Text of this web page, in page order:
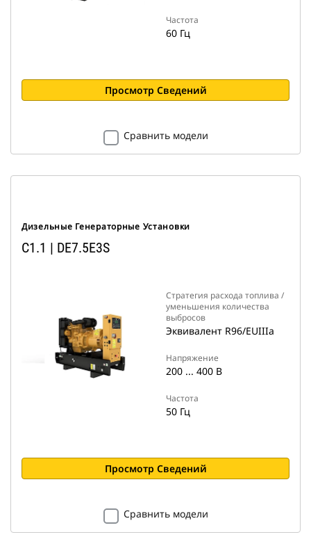
Частота
60 Гц
Просмотр Сведений
Сравнить модели
Дизельные Генераторные Установки
C1.1 | DE7.5E3S
Стратегия расхода топлива /
уменьшения количества
выбросов
Эквивалент R96/EUIIIa
Напряжение
200 ... 400 В
Частота
50 Гц
Просмотр Сведений
Сравнить модели